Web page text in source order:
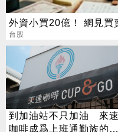
外資小買20億！ 網見買
台股
到加油站不只加油 來速
咖啡成爲上班通勤族的新